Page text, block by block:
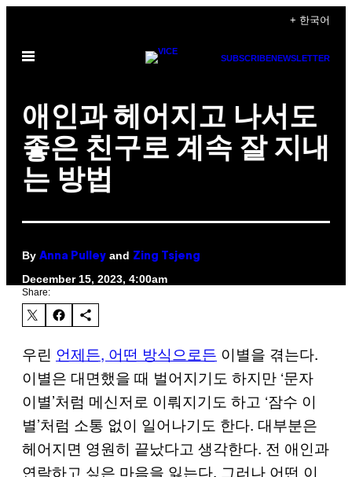
content
+ 한국어
Open
SUBSCRIBENEWSLETTER
애인과 헤어지고 나서도
좋은 친구로 계속 잘 지내
는 방법
By Anna Pulley and Zing Tsjeng
December 15, 2023, 4:00am
Share:
우린 언제든, 어떤 방식으로든 이별을 겪는다.
이별은 대면했을 때 벌어지기도 하지만 ‘문자
이별’처럼 메신저로 이뤄지기도 하고 ‘잠수 이
별’처럼 소통 없이 일어나기도 한다. 대부분은
헤어지면 영원히 끝났다고 생각한다. 전 애인과
연락하고 싶은 마음을 잃는다. 그러나 어떤 이